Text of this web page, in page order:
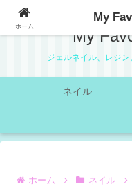
My
ジェルネイル、レジ
ネイル
ホーム ネイル
ホーム
My